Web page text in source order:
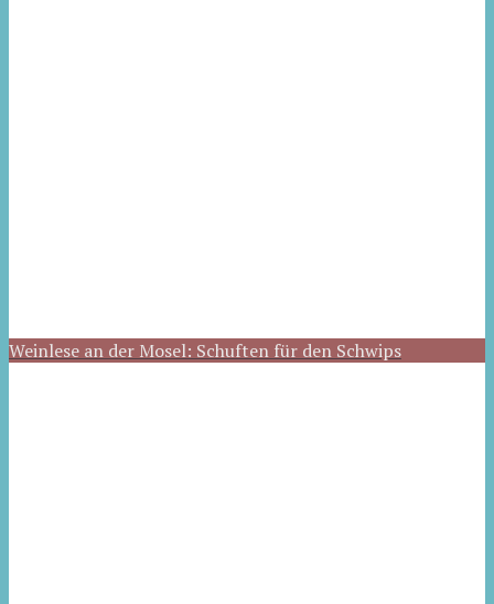
Weinlese an der Mosel: Schuften für den Schwips